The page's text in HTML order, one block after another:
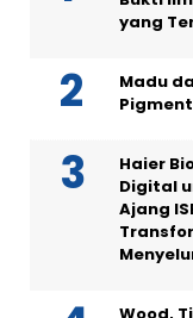
yang
Madu
Haier
Digital
Ajang